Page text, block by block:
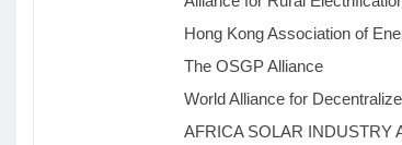
Hong Kong Association of
The OSGP Alliance
World Alliance for Decentralized
AFRICA SOLAR INDUSTRY